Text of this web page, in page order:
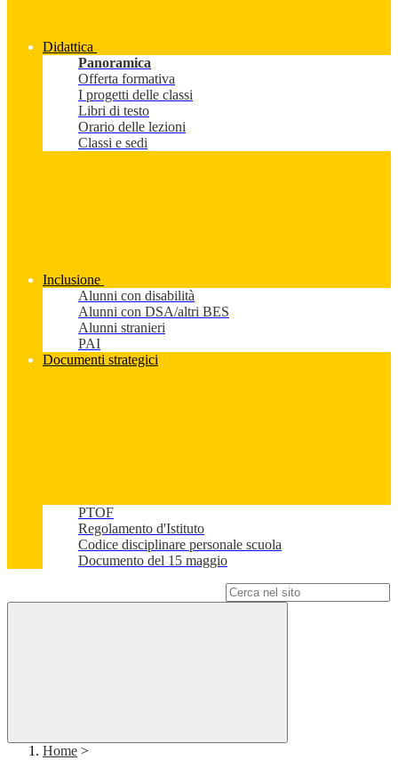
Didattica
Panoramica
Offerta formativa
I progetti delle classi
Libri di testo
Orario delle lezioni
Classi e sedi
Inclusione
Alunni con disabilità
Alunni con DSA/altri BES
Alunni stranieri
PAI
Documenti strategici
PTOF
Regolamento d'Istituto
Codice disciplinare personale scuola
Documento del 15 maggio
Home >